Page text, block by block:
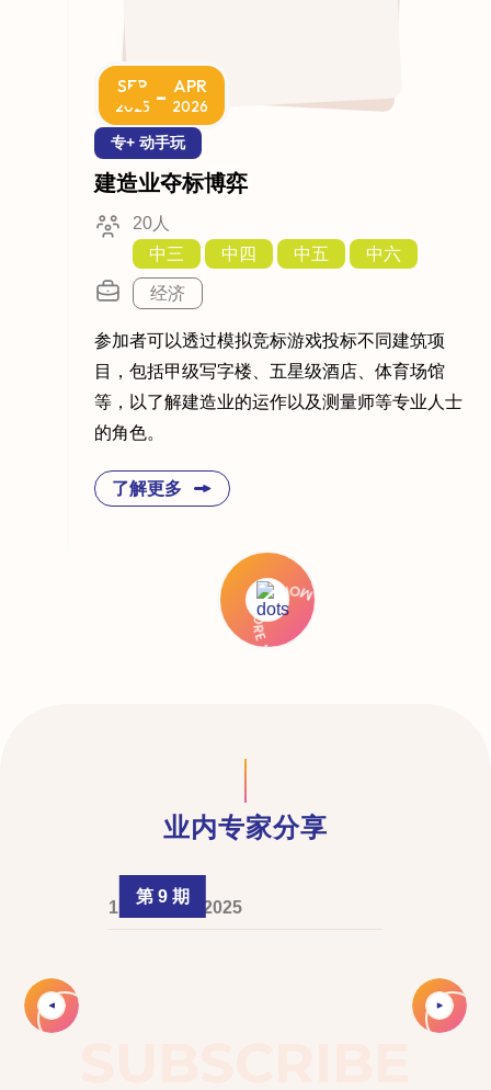
SEP
2025 - APR
2026
专+ 动手玩
建造业夺标博弈
20人
中三
中四 中五 中六
经济
参加者可以透过模拟竞标游戏投标不同建筑项
目，包括甲级写字楼、五星级酒店、体育场馆
等，以了解建造业的运作以及测量师等专业人士
的角色。
了解更多
业内专家分享
第 9 期
1 February 2025
Slide 2 of 4.